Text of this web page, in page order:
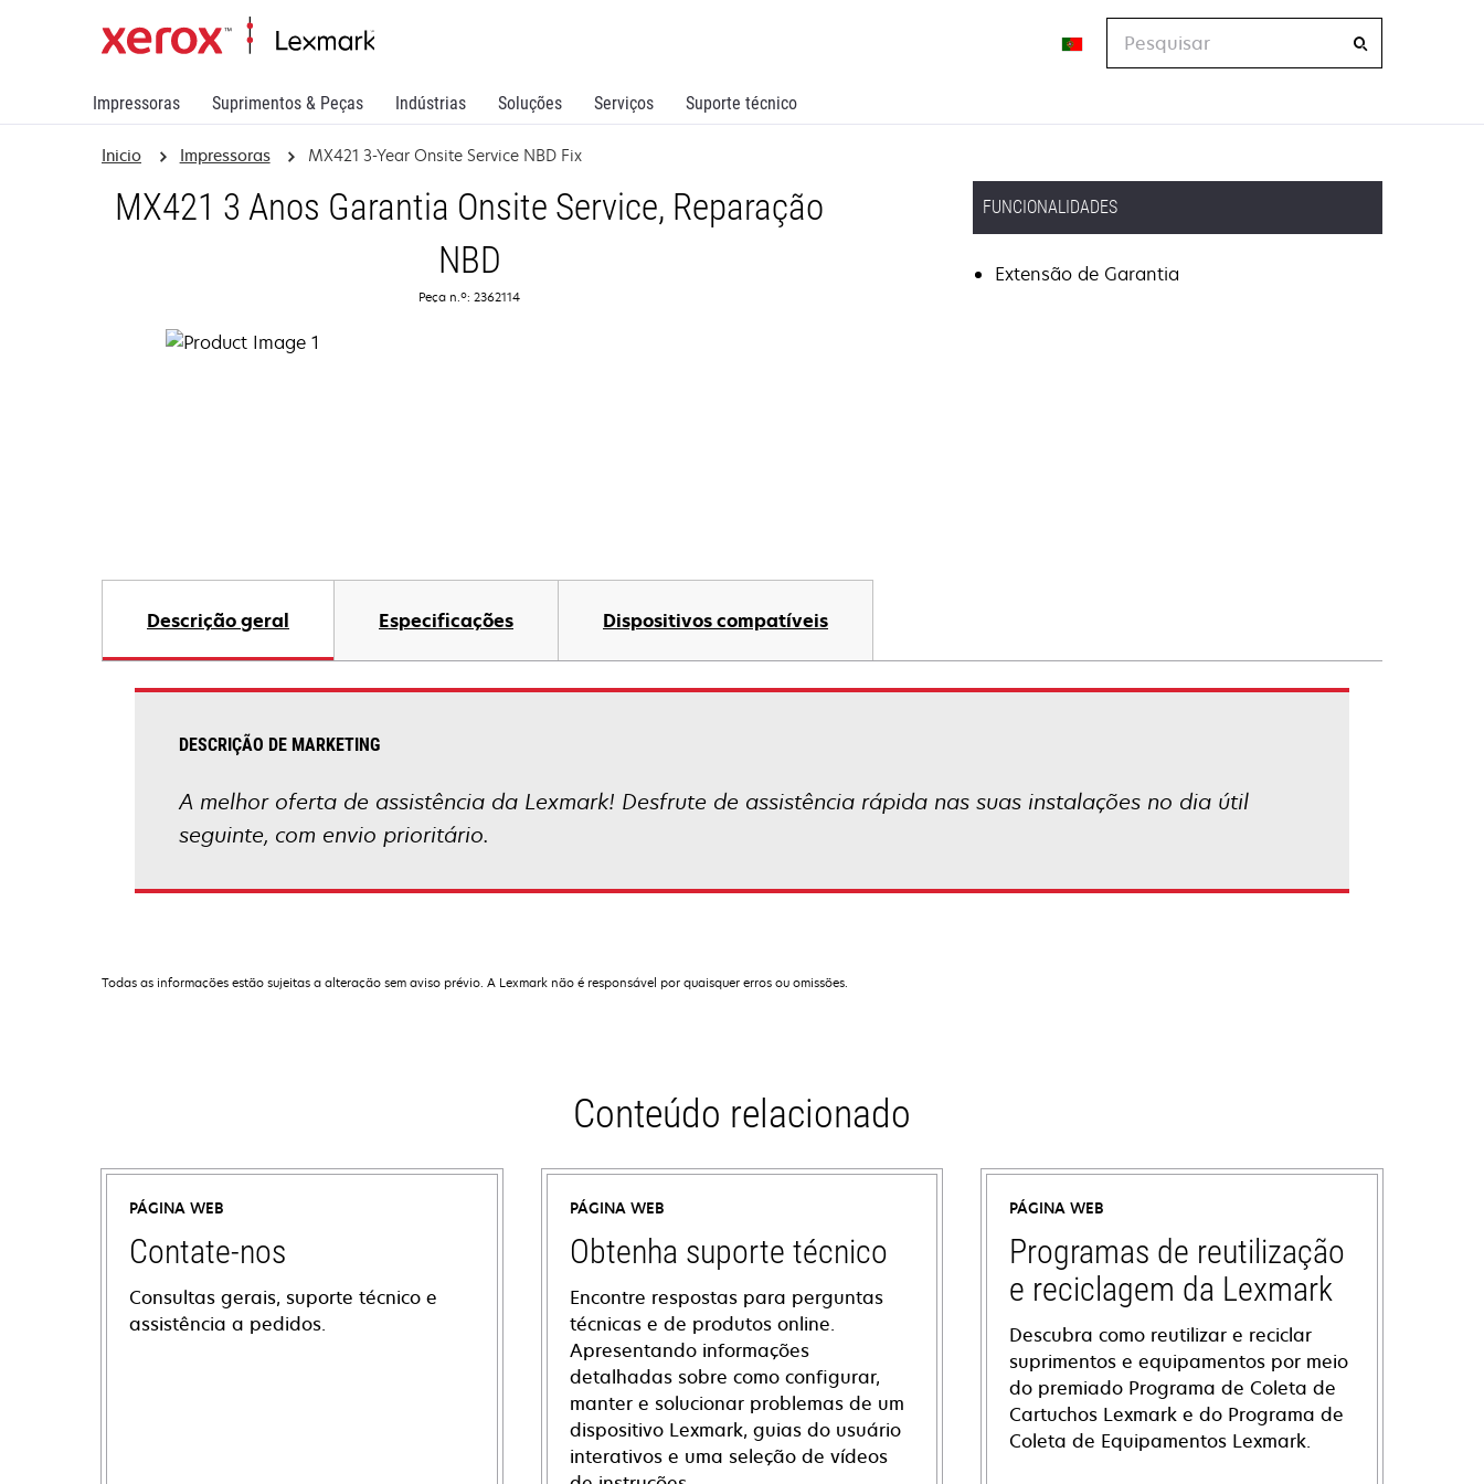
Impressoras Suprimentos & Peças Indústrias Soluções Serviços Suporte técnico
Inicio Impressoras MX421 3-Year Onsite Service NBD Fix
MX421 3 Anos Garantia Onsite Service, Reparação
NBD
Peça n.º: 2362114
FUNCIONALIDADES
Extensão de Garantia
Descrição geral Especificações Dispositivos compatíveis
DESCRIÇÃO DE MARKETING
A melhor oferta de assistência da Lexmark! Desfrute de assistência rápida nas suas instalações no dia útil
seguinte, com envio prioritário.
Todas as informações estão sujeitas a alteração sem aviso prévio. A Lexmark não é responsável por quaisquer erros ou omissões.
Conteúdo relacionado
PÁGINA WEB
Contate-nos
Consultas gerais, suporte técnico e
assistência a pedidos.
PÁGINA WEB
Obtenha suporte técnico
Encontre respostas para perguntas
técnicas e de produtos online.
Apresentando informações
detalhadas sobre como configurar,
manter e solucionar problemas de um
dispositivo Lexmark, guias do usuário
interativos e uma seleção de vídeos
PÁGINA WEB
Programas de reutilização
e reciclagem da Lexmark
Descubra como reutilizar e reciclar
suprimentos e equipamentos por meio
do premiado Programa de Coleta de
Cartuchos Lexmark e do Programa de
Coleta de Equipamentos Lexmark.